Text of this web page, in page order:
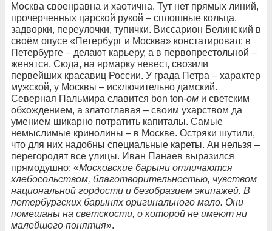
Москва своенравна и хаотична. Тут нет прямых линий,
прочерченных царской рукой – сплошные кольца,
задворки, переулочки, тупички. Виссарион Белинский в
своём опусе «Петербург и Москва» констатировал: в
Петербурге – делают карьеру, а в первопрестольной –
женятся. Сюда, на ярмарку невест, свозили
первейших красавиц России. У града Петра – характер
мужской, у Москвы – исключительно дамский.
Северная Пальмира славится bon ton-ом и светским
обхождением, а златоглавая – своим ухарством да
умением шикарно потратить капиталы. Самые
немыслимые кринолины – в Москве. Остряки шутили,
что для них надобны специальные кареты. Ан нельзя –
перегородят все улицы. Иван Панаев выразился
прямодушно: «Московские барыни отличаются
хлебосольством, благотворительностью, чувством
национальной гордости и безобразием экипажей. В
петербургских барынях оригинального мало. Они
помешаны на светскости, о которой не имеют ни
малейшего понятия».